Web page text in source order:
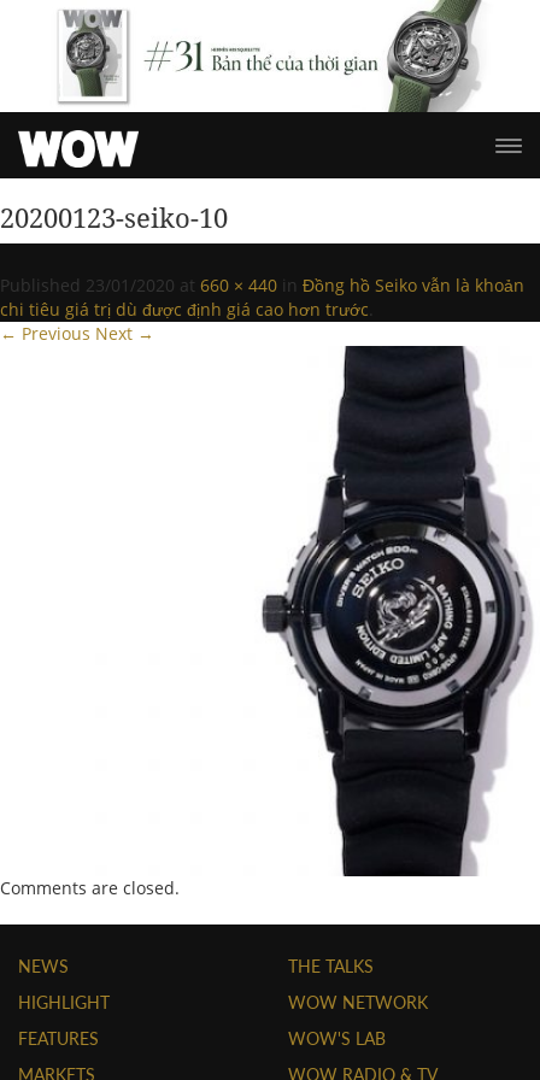
20200123-seiko-10
Published 23/01/2020 at 660 × 440 in Đồng hồ Seiko vẫn là khoản
chi tiêu giá trị dù được định giá cao hơn trước.
← Previous Next →
Comments are closed.
NEWS
HIGHLIGHT
FEATURES
MARKETS
THE TALKS
WOW NETWORK
WOW'S LAB
WOW RADIO & TV